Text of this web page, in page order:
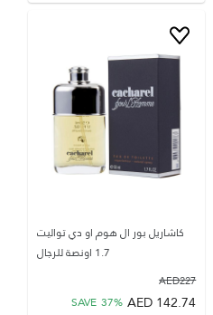
كاشاريل بور ال هوم او دي تواليت
1.7 اونصة للرجال
227
AED
142.74
AED
SAVE 37%